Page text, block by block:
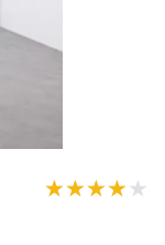
★★★★★
★★★★★